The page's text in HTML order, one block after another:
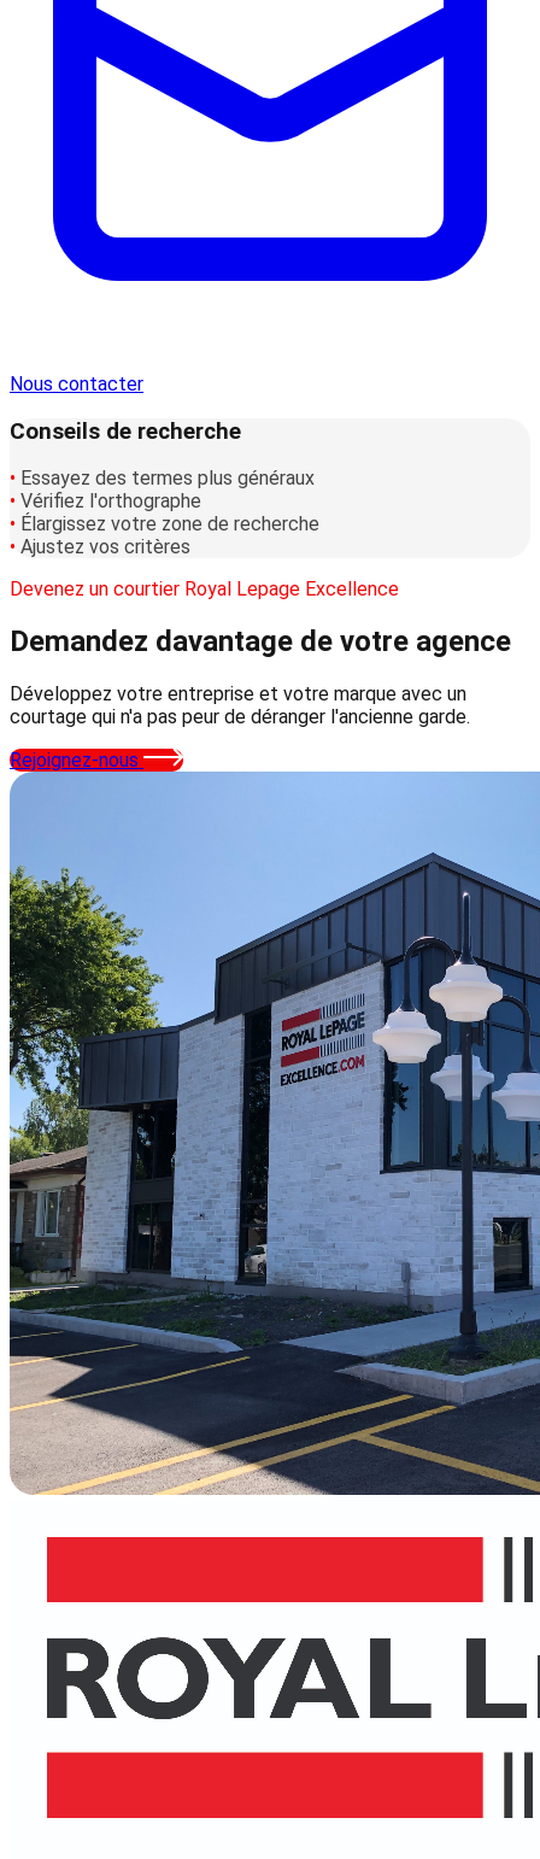
Nous contacter
Conseils de recherche
• Essayez des termes plus généraux
• Vérifiez l'orthographe
• Élargissez votre zone de recherche
• Ajustez vos critères
Devenez un courtier Royal Lepage Excellence
Demandez davantage de votre agence
Développez votre entreprise et votre marque avec un
courtage qui n'a pas peur de déranger l'ancienne garde.
Rejoignez-nous